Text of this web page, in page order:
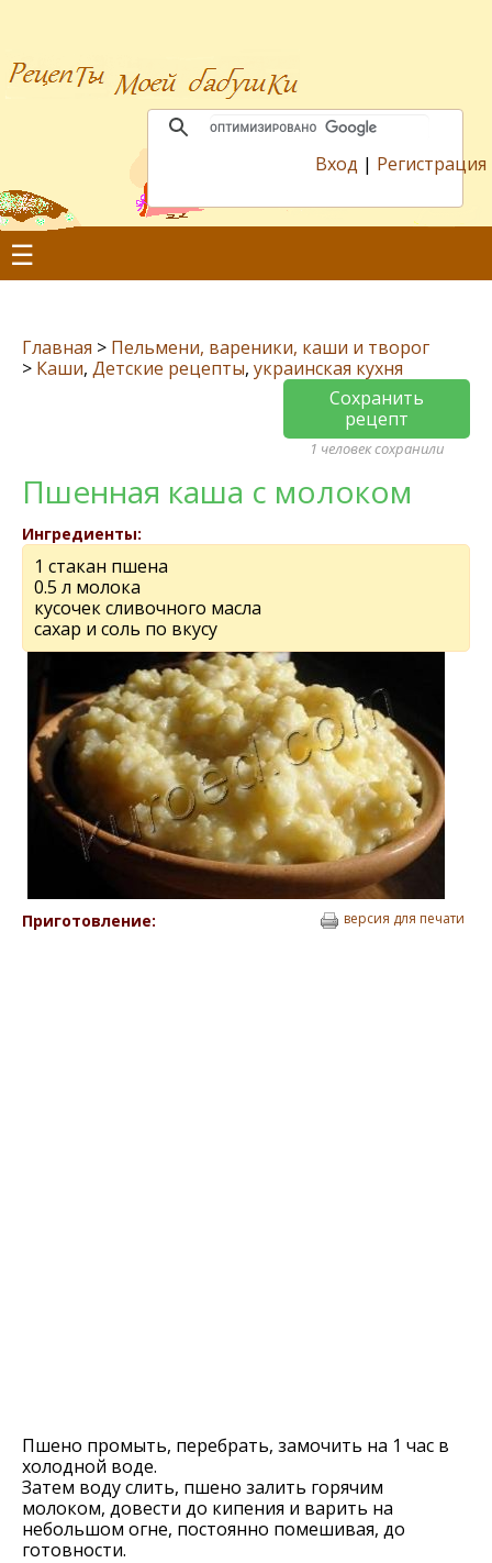
Вход | Регистрация
☰
Главная > Пельмени, вареники, каши и творог
> Каши, Детские рецепты, украинская кухня
Сохранить
рецепт
1 человек сохранили
Пшенная каша с молоком
Ингредиенты:
1 стакан пшена
0.5 л молока
кусочек сливочного масла
сахар и соль по вкусу
Приготовление: версия для печати
Пшено промыть, перебрать, замочить на 1 час в
холодной воде.
Затем воду слить, пшено залить горячим
молоком, довести до кипения и варить на
небольшом огне, постоянно помешивая, до
готовности.